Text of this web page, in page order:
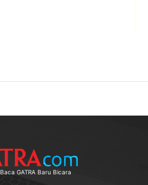
Baca GATRA Baru Bicara